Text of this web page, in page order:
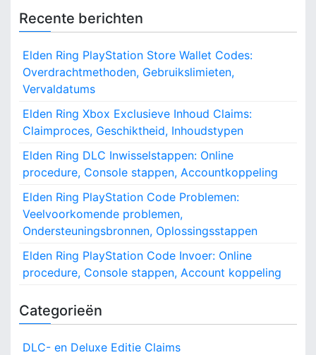
r
h
o
Recente berichten
Elden Ring PlayStation Store Wallet Codes:
Overdrachtmethoden, Gebruikslimieten,
Vervaldatums
Elden Ring Xbox Exclusieve Inhoud Claims:
Claimproces, Geschiktheid, Inhoudstypen
Elden Ring DLC Inwisselstappen: Online
procedure, Console stappen, Accountkoppeling
Elden Ring PlayStation Code Problemen:
Veelvoorkomende problemen,
Ondersteuningsbronnen, Oplossingsstappen
Elden Ring PlayStation Code Invoer: Online
procedure, Console stappen, Account koppeling
Categorieën
DLC- en Deluxe Editie Claims